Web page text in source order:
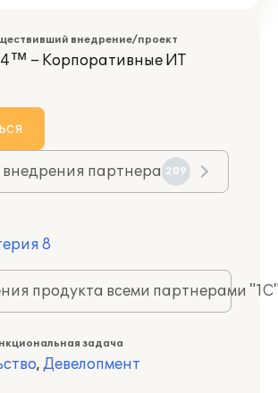
внедрение/проект
– Корпоративные ИТ
внедрения партнера 209
8
продукта всеми партнерами
задача
, Девелопмент